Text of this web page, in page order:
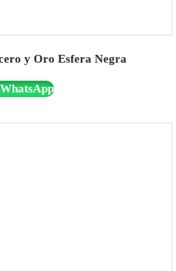
y Oro Esfera Negra